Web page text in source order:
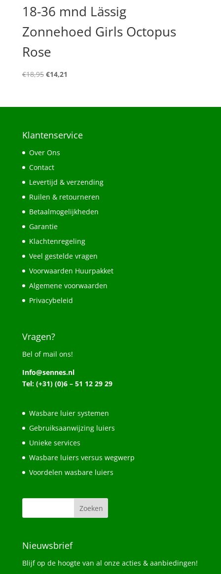
18-36 mnd Lässig
Zonnehoed Girls Octopus
Rose
€18,95 Oorspronkelijke
€18,95.
€14,21
€14,21.
Klantenservice
Over Ons
Contact
Levertijd & verzending
Ruilen & retourneren
Betaalmogelijkheden
Garantie
Klachtenregeling
Veel gestelde vragen
Voorwaarden Huurpakket
Algemene voorwaarden
Privacybeleid
Vragen?
Bel of mail ons!
Info@sennes.nl
Tel: (+31) (0)6 – 51 12 29 29
Wasbare luier systemen
Gebruiksaanwijzing luiers
Unieke services
Wasbare luiers versus wegwerp
Voordelen wasbare luiers
Nieuwsbrief
Blijf op de hoogte van al onze acties & aanbiedingen!